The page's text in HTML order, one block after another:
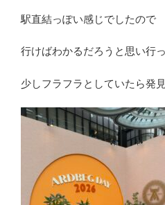
駅直結っぽい感じでしたので
行けばわかるだろうと思い行
少しフラフラとしていたら発